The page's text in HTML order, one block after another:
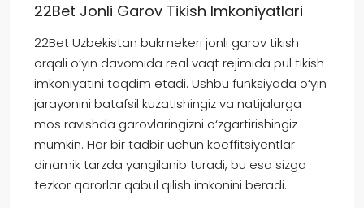
22Bet Jonli Garov Tikish Imkoniyatlari
22Bet Uzbekistan bukmekeri jonli garov tikish
orqali o‘yin davomida real vaqt rejimida pul tikish
imkoniyatini taqdim etadi. Ushbu funksiyada o‘yin
jarayonini batafsil kuzatishingiz va natijalarga
mos ravishda garovlaringizni o‘zgartirishingiz
mumkin. Har bir tadbir uchun koeffitsiyentlar
dinamik tarzda yangilanib turadi, bu esa sizga
tezkor qarorlar qabul qilish imkonini beradi.